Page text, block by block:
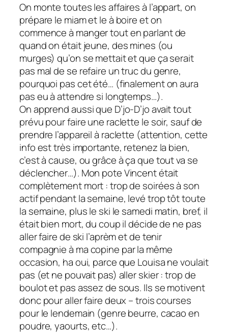
On monte toutes les affaires à l’appart, on
prépare le miam et le à boire et on
commence à manger tout en parlant de
quand on était jeune, des mines (ou
murges) qu’on se mettait et que ça serait
pas mal de se refaire un truc du genre,
pourquoi pas cet été… (finalement on aura
pas eu à attendre si longtemps…).
On apprend aussi que D’jo-D’jo avait tout
prévu pour faire une raclette le soir, sauf de
prendre l’appareil à raclette (attention, cette
info est très importante, retenez la bien,
c’est à cause, ou grâce à ça que tout va se
déclencher…). Mon pote Vincent était
complètement mort : trop de soirées à son
actif pendant la semaine, levé trop tôt toute
la semaine, plus le ski le samedi matin, bref, il
était bien mort, du coup il décide de ne pas
aller faire de ski l’aprèm et de tenir
compagnie à ma copine par la même
occasion, ha oui, parce que Louisa ne voulait
pas (et ne pouvait pas) aller skier : trop de
boulot et pas assez de sous. Ils se motivent
donc pour aller faire deux – trois courses
pour le lendemain (genre beurre, cacao en
poudre, yaourts, etc…).